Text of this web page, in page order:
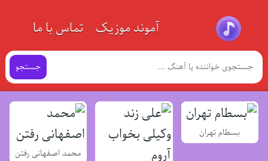
آموند موزیک تماس با ما
جستجو
بسطام تهران
محمد اصفهانی رفتن